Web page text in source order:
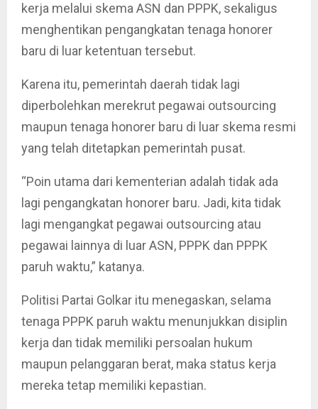
kerja melalui skema ASN dan PPPK, sekaligus
menghentikan pengangkatan tenaga honorer
baru di luar ketentuan tersebut.
Karena itu, pemerintah daerah tidak lagi
diperbolehkan merekrut pegawai outsourcing
maupun tenaga honorer baru di luar skema resmi
yang telah ditetapkan pemerintah pusat.
“Poin utama dari kementerian adalah tidak ada
lagi pengangkatan honorer baru. Jadi, kita tidak
lagi mengangkat pegawai outsourcing atau
pegawai lainnya di luar ASN, PPPK dan PPPK
paruh waktu,” katanya.
Politisi Partai Golkar itu menegaskan, selama
tenaga PPPK paruh waktu menunjukkan disiplin
kerja dan tidak memiliki persoalan hukum
maupun pelanggaran berat, maka status kerja
mereka tetap memiliki kepastian.